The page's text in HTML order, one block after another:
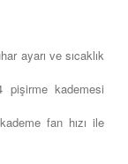
ayarı ve sıcaklık
pişirme kademesi
fan hızı ile